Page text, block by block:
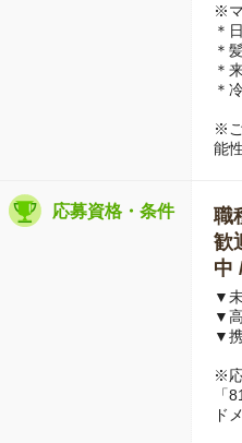
※
＊
＊
＊
＊
※
能
応募資格・条件
職
歓
中
▼
▼
▼
※
「
ド